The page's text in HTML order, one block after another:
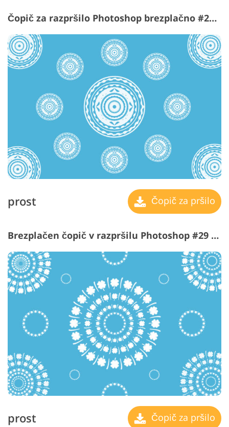
Čopič za razpršilo Photoshop brezplačno #28 "World Pillars"
prost Čopič za pršilo
Brezplačen čopič v razpršilu Photoshop #29 "Mystic Mandala"
prost Čopič za pršilo